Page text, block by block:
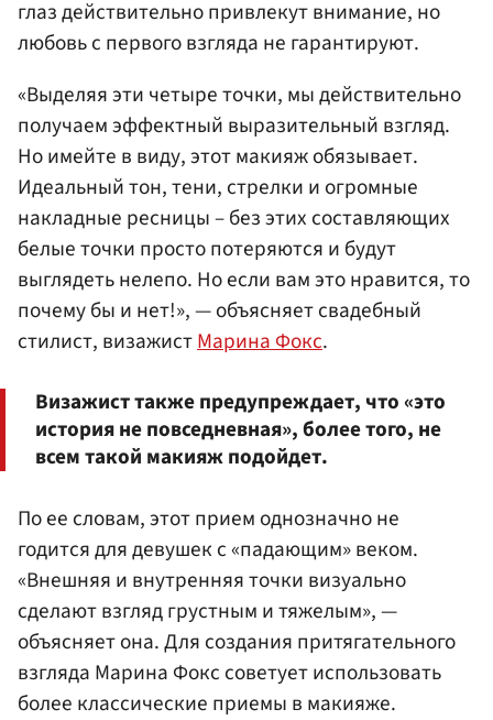
глаз действительно привлекут внимание, но
любовь с первого взгляда не гарантируют.
«Выделяя эти четыре точки, мы действительно
получаем эффектный выразительный взгляд.
Но имейте в виду, этот макияж обязывает.
Идеальный тон, тени, стрелки и огромные
накладные ресницы – без этих составляющих
белые точки просто потеряются и будут
выглядеть нелепо. Но если вам это нравится, то
почему бы и нет!», — объясняет свадебный
стилист, визажистМарина Фокс.
Визажист также предупреждает, что «это
история не повседневная», более того, не
всем такой макияж подойдет.
По ее словам, этот прием однозначно не
годится для девушек с «падающим» веком.
«Внешняя и внутренняя точки визуально
сделают взгляд грустным и тяжелым», —
объясняет она. Для создания притягательного
взгляда Марина Фокс советует использовать
более классические приемы в макияже.